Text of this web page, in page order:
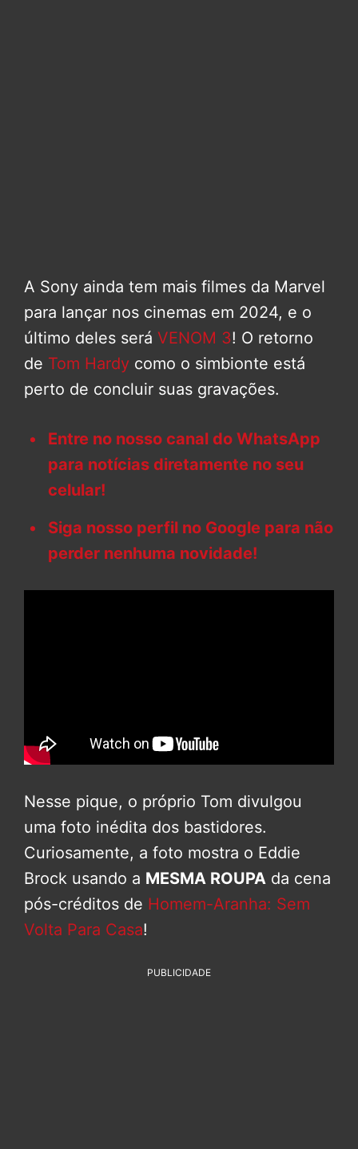
A Sony ainda tem mais filmes da Marvel
para lançar nos cinemas em 2024, e o
último deles será VENOM 3! O retorno
de Tom Hardy como o simbionte está
perto de concluir suas gravações.
Entre no nosso canal do WhatsApp
para notícias diretamente no seu
celular!
Siga nosso perfil no Google para não
perder nenhuma novidade!
Nesse pique, o próprio Tom divulgou
uma foto inédita dos bastidores.
Curiosamente, a foto mostra o Eddie
Brock usando a MESMA ROUPA da cena
pós-créditos de Homem-Aranha: Sem
Volta Para Casa!
PUBLICIDADE